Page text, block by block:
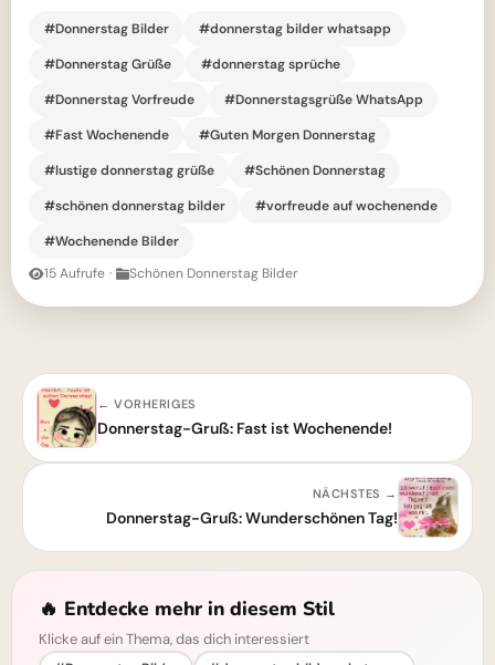
#Donnerstag Bilder
#donnerstag bilder whatsapp
#Donnerstag Grüße
#donnerstag sprüche
#Donnerstag Vorfreude
#Donnerstagsgrüße WhatsApp
#Fast Wochenende
#Guten Morgen Donnerstag
#lustige donnerstag grüße
#Schönen Donnerstag
#schönen donnerstag bilder
#vorfreude auf wochenende
#Wochenende Bilder
15 Aufrufe · Schönen Donnerstag Bilder
← VORHERIGES
Donnerstag-Gruß: Fast ist Wochenende!
NÄCHSTES →
Donnerstag-Gruß: Wunderschönen Tag!
🔥 Entdecke mehr in diesem Stil
Klicke auf ein Thema, das dich interessiert